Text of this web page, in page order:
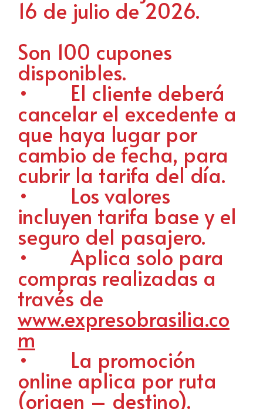
16 de julio de 2026.
Son 100 cupones
disponibles.
• El cliente deberá
cancelar el excedente a
que haya lugar por
cambio de fecha, para
cubrir la tarifa del día.
• Los valores
incluyen tarifa base y el
seguro del pasajero.
• Aplica solo para
compras realizadas a
través de
www.expresobrasilia.co
m
• La promoción
online aplica por ruta
(origen – destino).